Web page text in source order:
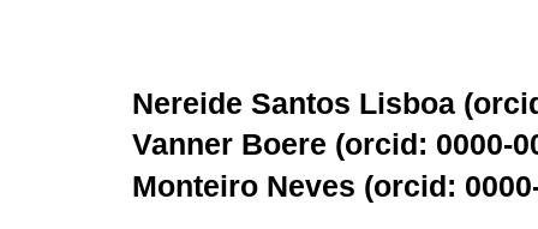
Nereide Santos Lisboa (
Vanner Boere (orcid: 0000-
Monteiro Neves (orcid: